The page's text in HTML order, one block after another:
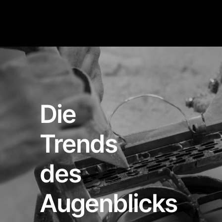
Die
Trends
des
Augenblicks